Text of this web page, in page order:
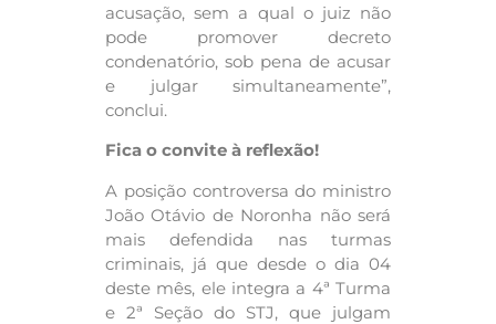
acusação, sem a qual o juiz não
pode promover decreto
condenatório, sob pena de acusar
e julgar simultaneamente”,
conclui.
Fica o convite à reflexão!
A posição controversa do ministro
João Otávio de Noronha não será
mais defendida nas turmas
criminais, já que desde o dia 04
deste mês, ele integra a 4ª Turma
e 2ª Seção do STJ, que julgam